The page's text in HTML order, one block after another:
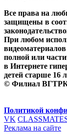
Все права на
защищены в
При любом
полной или
в Интернете
детей старше 16
© Филиал
Политикой
VK
Реклама на сайте